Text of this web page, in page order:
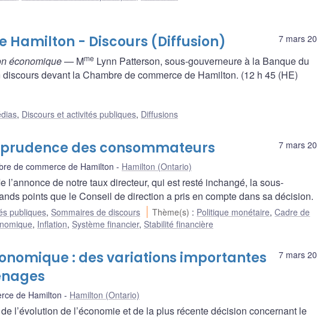
7 mars
Hamilton - Discours (Diffusion)
économique— Mme Lynn Patterson, sous-gouverneure à la Banque du
devant la Chambre de commerce de Hamilton. (12 h 45 (HE)
, Discours et activités publiques, Diffusions
7 mars
des consommateurs
de commerce de Hamilton Hamilton (Ontario)
de notre taux directeur, qui est resté inchangé, la sous-
points que le Conseil de direction a pris en compte dans sa décision.
publiques, Sommaires de discours Thème(s) : Politique monétaire,Cadre de
, Inflation, Système financier, Stabilité financière
7 mars
: des variations importantes
de Hamilton Hamilton (Ontario)
l’évolution de l’économie et de la plus récente décision concernant le